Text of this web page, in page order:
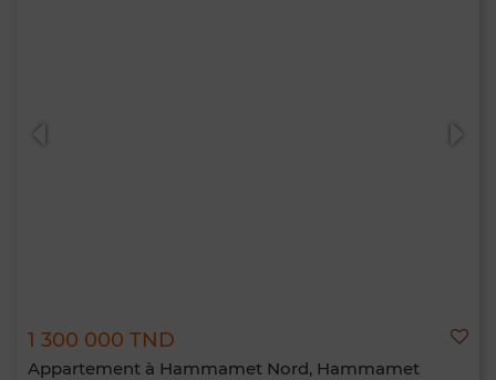
1 300 000 TND
Appartement à Hammamet Nord, Hammamet